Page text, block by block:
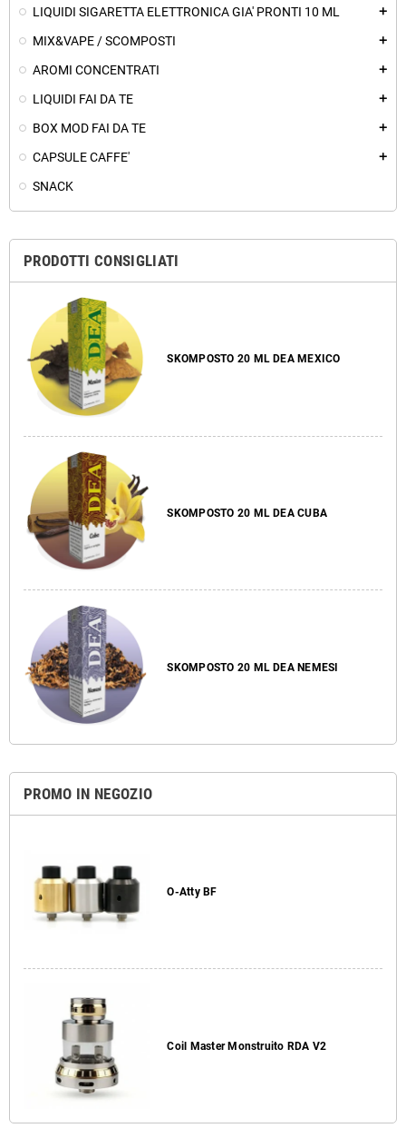
LIQUIDI SIGARETTA ELETTRONICA GIA' PRONTI 10 ML add
MIX&VAPE / SCOMPOSTI add
AROMI CONCENTRATI add
LIQUIDI FAI DA TE add
BOX MOD FAI DA TE add
CAPSULE CAFFE' add
SNACK
PRODOTTI CONSIGLIATI
SKOMPOSTO 20 ML DEA MEXICO
SKOMPOSTO 20 ML DEA CUBA
SKOMPOSTO 20 ML DEA NEMESI
PROMO IN NEGOZIO
O-Atty BF
Coil Master Monstruito RDA V2